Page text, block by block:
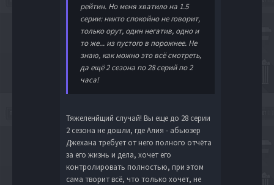
рейтин. Но меня хватило на 1.5
серии: никто спокойно не говорит,
только орут, один негатив, одно и
то же... из пустого в порожнее. Не
знаю, как можно это всё смотреть,
да ещё 2 сезона по 28 серий по 2
часа!
Тяжеленйщий случай! Вы еще до 28 серии
2 сезона не дошли, где Алия - абьюзер
Джехана требует от него полного отчёта
за его жизнь и дела, хочет его
контролировать полностью, при этом
сама творит всё, что только хочет, не